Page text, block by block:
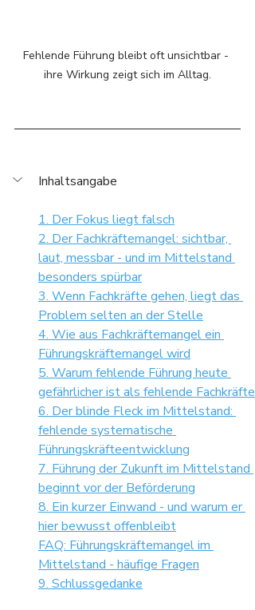
Fehlende Führung bleibt oft unsichtbar -
ihre Wirkung zeigt sich im Alltag.
Inhaltsangabe
1. Der Fokus liegt falsch
2. Der Fachkräftemangel: sichtbar,
laut, messbar - und im Mittelstand
besonders spürbar
3. Wenn Fachkräfte gehen, liegt das
Problem selten an der Stelle
4. Wie aus Fachkräftemangel ein
Führungskräftemangel wird
5. Warum fehlende Führung heute
gefährlicher ist als fehlende Fachkräfte
6. Der blinde Fleck im Mittelstand:
fehlende systematische
Führungskräfteentwicklung
7. Führung der Zukunft im Mittelstand
beginnt vor der Beförderung
8. Ein kurzer Einwand - und warum er
hier bewusst offenbleibt
FAQ: Führungskräftemangel im
Mittelstand - häufige Fragen
9. Schlussgedanke